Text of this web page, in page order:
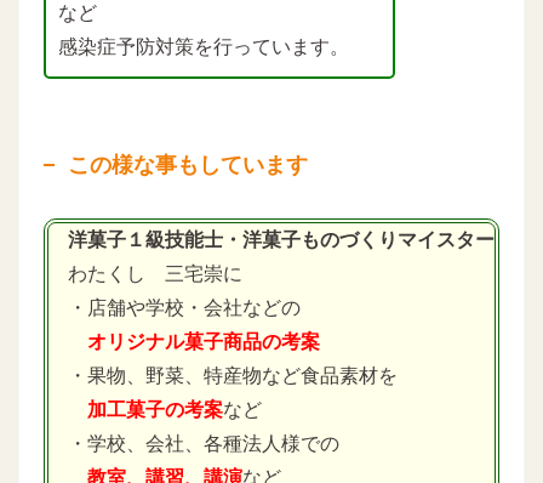
など
感染症予防対策を行っています。
この様な事もしています
洋菓子１級技能士・洋菓子ものづくりマイスター
わたくし 三宅崇に
・店舗や学校・会社などの
オリジナル菓子商品の考案
・果物、野菜、特産物など食品素材を
加工菓子の考案など
・学校、会社、各種法人様での
教室、講習、講演など